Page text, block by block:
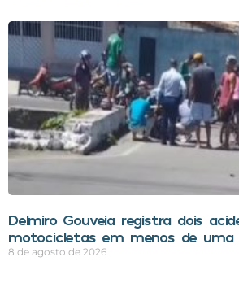
Delmiro Gouveia registra dois
motocicletas em menos de uma
8 de agosto de 2026